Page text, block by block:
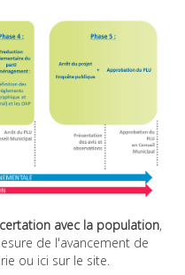
avec la population,
de l'avancement de
ou ici sur le site.